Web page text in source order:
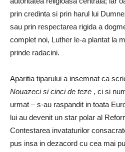
prin credinta si prin harul lui
sau prin respectarea rigida a
complet noi, Luther le-a plantat la
prinde radacini.
Aparitia tiparului a insemnat ca
Nouazeci si cinci de teze , ci si
urmat – s-au raspandit in toata
lui au devenit un star polar al
Contestarea invataturilor
pus insa in dezacord cu cea mai